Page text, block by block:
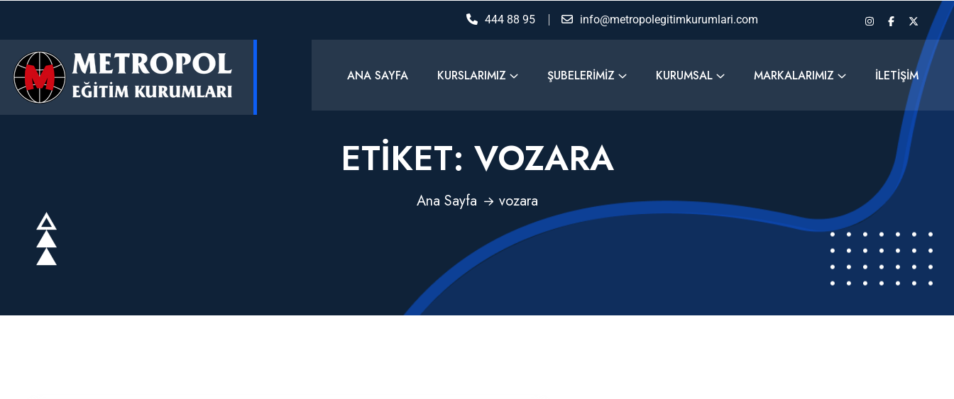
444 88 95 info@metropolegitimkurumlari.com
ANA SAYFA KURSLARIMIZ ŞUBELERIMIZ KURUMSAL MARKALARIMIZ İLETIŞIM
ETIKET: VOZARA
Ana Sayfa vozara